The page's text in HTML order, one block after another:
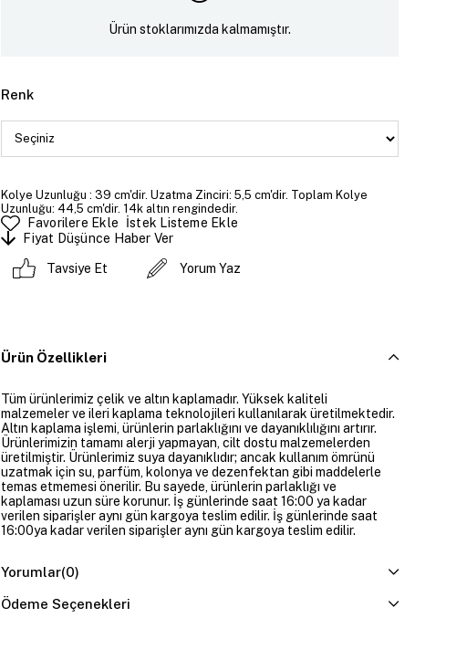
Ürün stoklarımızda kalmamıştır.
Renk
Kolye Uzunluğu : 39 cm'dir. Uzatma Zinciri: 5,5 cm'dir. Toplam Kolye
Uzunluğu: 44,5 cm'dir. 14k altın rengindedir.
Favorilere Ekle
İstek Listeme Ekle
Fiyat Düşünce Haber Ver
Tavsiye Et Yorum Yaz
Ürün Özellikleri
Tüm ürünlerimiz çelik ve altın kaplamadır. Yüksek kaliteli
malzemeler ve ileri kaplama teknolojileri kullanılarak üretilmektedir.
Altın kaplama işlemi, ürünlerin parlaklığını ve dayanıklılığını artırır.
Ürünlerimizin tamamı alerji yapmayan, cilt dostu malzemelerden
üretilmiştir. Ürünlerimiz suya dayanıklıdır; ancak kullanım ömrünü
uzatmak için su, parfüm, kolonya ve dezenfektan gibi maddelerle
temas etmemesi önerilir. Bu sayede, ürünlerin parlaklığı ve
kaplaması uzun süre korunur. İş günlerinde saat 16:00 ya kadar
verilen siparişler aynı gün kargoya teslim edilir. İş günlerinde saat
16:00ya kadar verilen siparişler aynı gün kargoya teslim edilir.
Yorumlar(0)
Ödeme Seçenekleri